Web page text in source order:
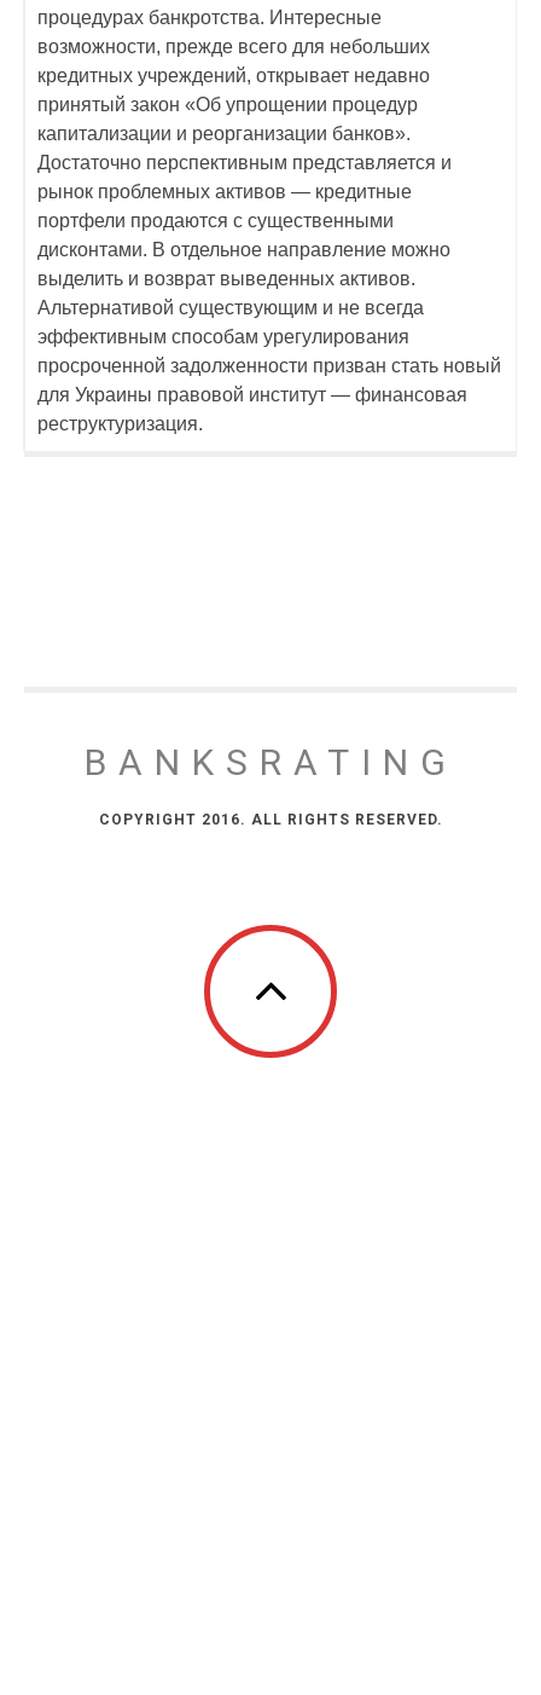
процедурах банкротства. Интересные
возможности, прежде всего для небольших
кредитных учреждений, открывает недавно
принятый закон «Об упрощении процедур
капитализации и реорганизации банков».
Достаточно перспективным представляется и
рынок проблемных активов — кредитные
портфели продаются с существенными
дисконтами. В отдельное направление можно
выделить и возврат выведенных активов.
Альтернативой существующим и не всегда
эффективным способам урегулирования
просроченной задолженности призван стать новый
для Украины правовой институт — финансовая
реструктуризация.
BANKSRATING
COPYRIGHT 2016. ALL RIGHTS RESERVED.